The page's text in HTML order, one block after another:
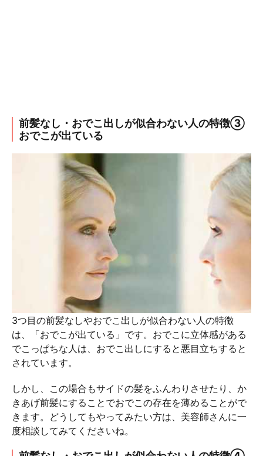
前髪なし・おでこ出しが似合わない人の特徴③
おでこが出ている
3つ目の前髪なしやおでこ出しが似合わない人の特徴
は、「おでこが出ている」です。おでこに立体感がある
でこっぱちな人は、おでこ出しにすると悪目立ちすると
されています。
しかし、この場合もサイドの髪をふんわりさせたり、か
きあげ前髪にすることでおでこの存在を薄めることがで
きます。どうしてもやってみたい方は、美容師さんに一
度相談してみてくださいね。